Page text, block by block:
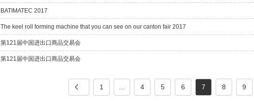
BATIMATEC 2017
The keel roll forming machine that you can see on our canton fair 2017
第121届中国进出口商品交易会
第121届中国进出口商品交易会
1 4 5 6 7 8 9